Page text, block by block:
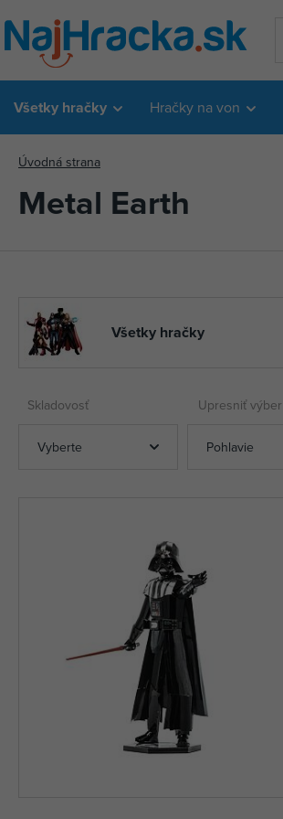
Všetky hračky Hračky na von
Úvodná strana
Metal Earth
Všetky hračky
Skladovosť Upresniť výber
Vyberte Pohlavie